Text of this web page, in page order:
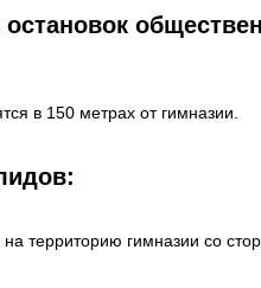
в 150 метрах от гимназии.
территорию гимназии со